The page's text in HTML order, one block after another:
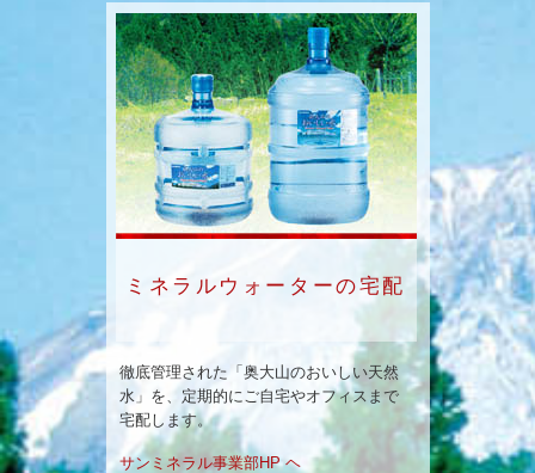
ミネラルウォーターの宅配
徹底管理された「奥大山のおいしい天然
水」を、定期的にご自宅やオフィスまで
宅配します。
サンミネラル事業部HP ヘ